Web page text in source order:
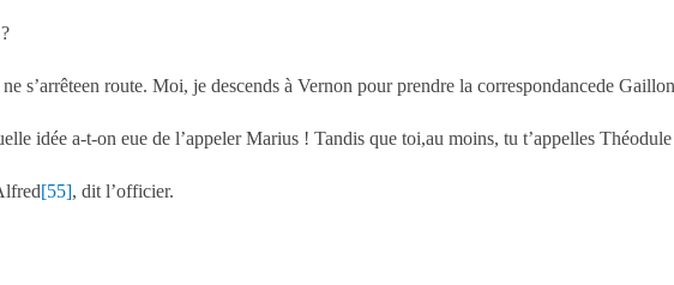
s’arrêteen route. Moi, je descends à Vernon pour prendre la correspondancede
idée a-t-on eue de l’appeler Marius ! Tandis que toi,au moins, tu t’appelles
[55], dit l’officier.